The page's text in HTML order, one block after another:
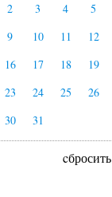
2 3 4
5
9 10 11
12
16 17 18
19
23 24 25
26
30 31
cбросить